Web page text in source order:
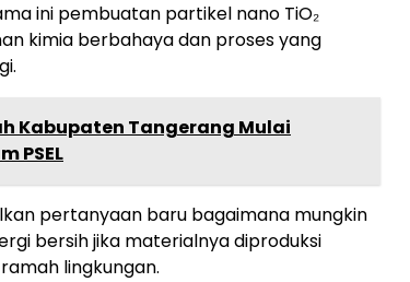
ini pembuatan partikel nano TiO₂
kimia berbahaya dan proses yang
Kabupaten Tangerang Mulai
PSEL
pertanyaan baru bagaimana mungkin
bersih jika materialnya diproduksi
lingkungan.